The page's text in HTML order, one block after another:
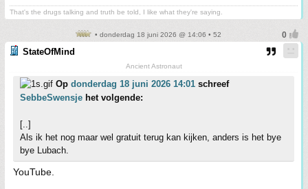
That's the drugs talking and truth be told, I like what they're saying.
• donderdag 18 juni 2026 @ 14:06 • 52
StateOfMind
Ancient Astronaut
Op donderdag 18 juni 2026 14:01 schreef
SebbeSwensje het volgende:
[..]
Als ik het nog maar wel gratuit terug kan kijken, anders is het bye
bye Lubach.
YouTube.